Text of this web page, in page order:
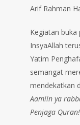
Arif Rahman
Kegiatan buka
InsyaAllah
Yatim
semangat
mendekatkan
Aamiin ya
Penjaga Quran!